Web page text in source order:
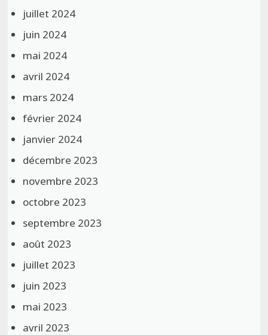
juillet 2024
juin 2024
mai 2024
avril 2024
mars 2024
février 2024
janvier 2024
décembre 2023
novembre 2023
octobre 2023
septembre 2023
août 2023
juillet 2023
juin 2023
mai 2023
avril 2023